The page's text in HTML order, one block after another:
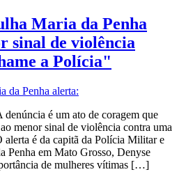
Maria da Penha
sinal de violência
a Polícia"
é um ato de coragem que
menor sinal de violência contra uma
alerta é da capitã da Polícia Militar e
Penha em Mato Grosso, Denyse
de mulheres vítimas […]